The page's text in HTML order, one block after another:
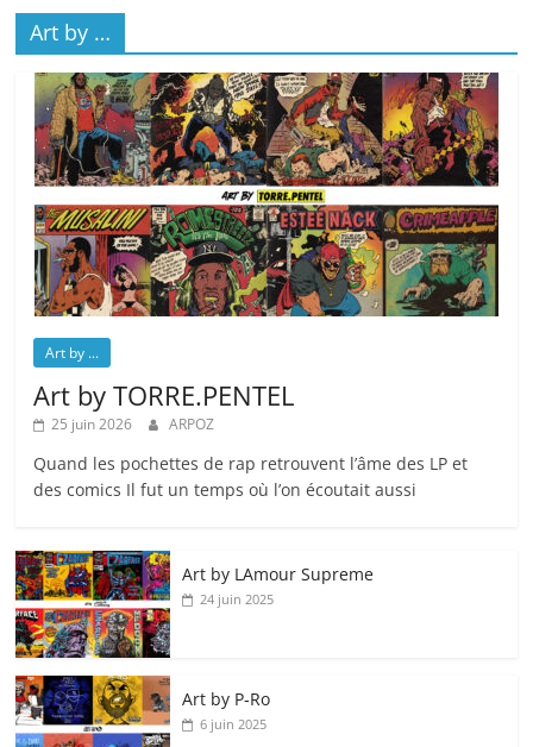
Art by …
Art by ...
Art by TORRE.PENTEL
25 juin 2026 ARPOZ
Quand les pochettes de rap retrouvent l’âme des LP et
des comics Il fut un temps où l’on écoutait aussi
Art by LAmour Supreme
24 juin 2025
Art by P‑Ro
6 juin 2025